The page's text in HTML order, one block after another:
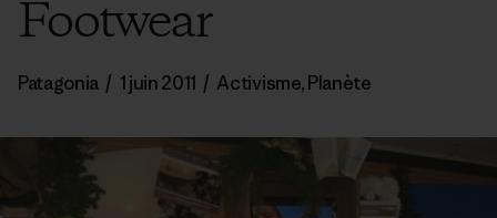
Footwear
Patagonia / 1 juin 2011 / Activisme,Planète